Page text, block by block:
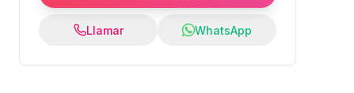
Llamar WhatsApp